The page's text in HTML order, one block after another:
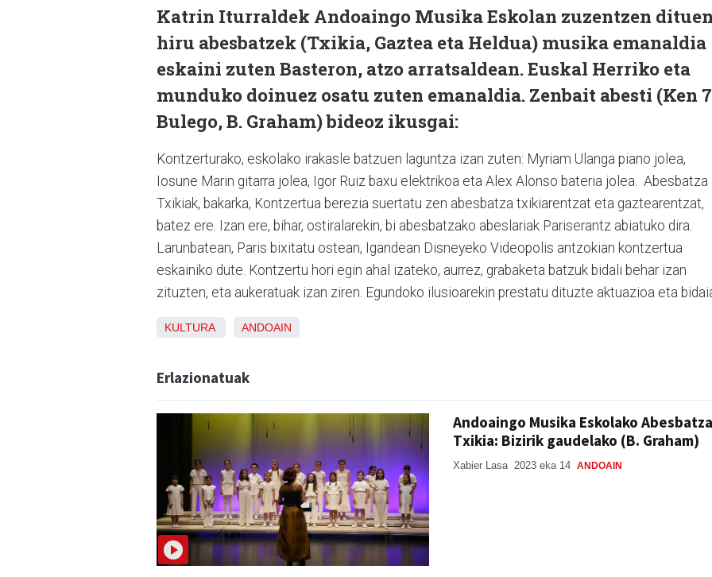
Katrin Iturraldek Andoaingo Musika Eskolan zuzentzen dituen
hiru abesbatzek (Txikia, Gaztea eta Heldua) musika emanaldia
eskaini zuten Basteron, atzo arratsaldean. Euskal Herriko eta
munduko doinuez osatu zuten emanaldia. Zenbait abesti (Ken
Bulego, B. Graham) bideoz ikusgai:
Kontzerturako, eskolako irakasle batzuen laguntza izan zuten: Myriam Ulanga piano jolea,
Iosune Marin gitarra jolea, Igor Ruiz baxu elektrikoa eta Alex Alonso bateria jolea. Abesbatza
Txikiak, bakarka, Kontzertua berezia suertatu zen abesbatza txikiarentzat eta gaztearentzat,
batez ere. Izan ere, bihar, ostiralarekin, bi abesbatzako abeslariak Pariserantz abiatuko dira.
Larunbatean, Paris bixitatu ostean, Igandean Disneyeko Videopolis antzokian kontzertua
eskainiko dute. Kontzertu hori egin ahal izateko, aurrez, grabaketa batzuk bidali behar izan
zituzten, eta aukeratuak izan ziren. Egundoko ilusioarekin prestatu dituzte aktuazioa eta
KULTURA ANDOAIN
Erlazionatuak
Andoaingo Musika Eskolako Abesbatza
Txikia: Bizirik gaudelako (B. Graham)
Xabier Lasa 2023 eka 14 ANDOAIN